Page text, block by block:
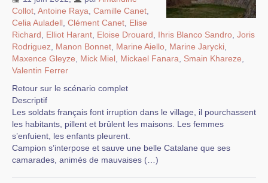
Collot Antoine Raya Camille Canet
Celia Auladell Clément Canet Elise
Richard
Elliot Harant Eloise Drouard Ihris Blanco Sandro Joris
Rodriguez
Manon Bonnet Marine Aiello Marine Jarycki
Maxence Gleyze
Mick Miel Mickael Fanara Smain Khareze
Valentin Ferrer
Retour sur le scénario complet
Descriptif
Les soldats français font irruption dans le village, il pourchassent
les habitants, pillent et brûlent les maisons. Les femmes
s’enfuient, les enfants pleurent.
Campion s’interpose et sauve une belle Catalane que ses
camarades, animés de mauvaises (…)